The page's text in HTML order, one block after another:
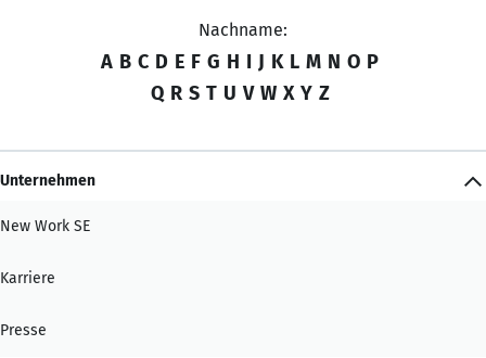
Nachname:
A B C D E F G H I J K L M N O P
Q R S T U V W X Y Z
Unternehmen
New Work SE
Karriere
Presse